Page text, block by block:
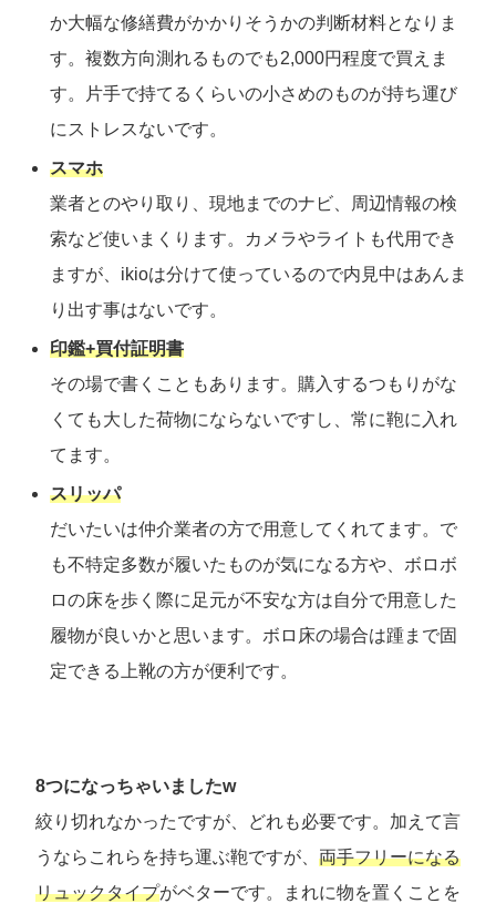
か大幅な修繕費がかかりそうかの判断材料となりま
す。複数方向測れるものでも2,000円程度で買えま
す。片手で持てるくらいの小さめのものが持ち運び
にストレスないです。
スマホ
業者とのやり取り、現地までのナビ、周辺情報の検
索など使いまくります。カメラやライトも代用でき
ますが、ikioは分けて使っているので内見中はあんま
り出す事はないです。
印鑑+買付証明書
その場で書くこともあります。購入するつもりがな
くても大した荷物にならないですし、常に鞄に入れ
てます。
スリッパ
だいたいは仲介業者の方で用意してくれてます。で
も不特定多数が履いたものが気になる方や、ボロボ
ロの床を歩く際に足元が不安な方は自分で用意した
履物が良いかと思います。ボロ床の場合は踵まで固
定できる上靴の方が便利です。
8つになっちゃいましたw
絞り切れなかったですが、どれも必要です。加えて言
うならこれらを持ち運ぶ鞄ですが、 両手フリーになる
リュックタイプがベターです。まれに物を置くことを